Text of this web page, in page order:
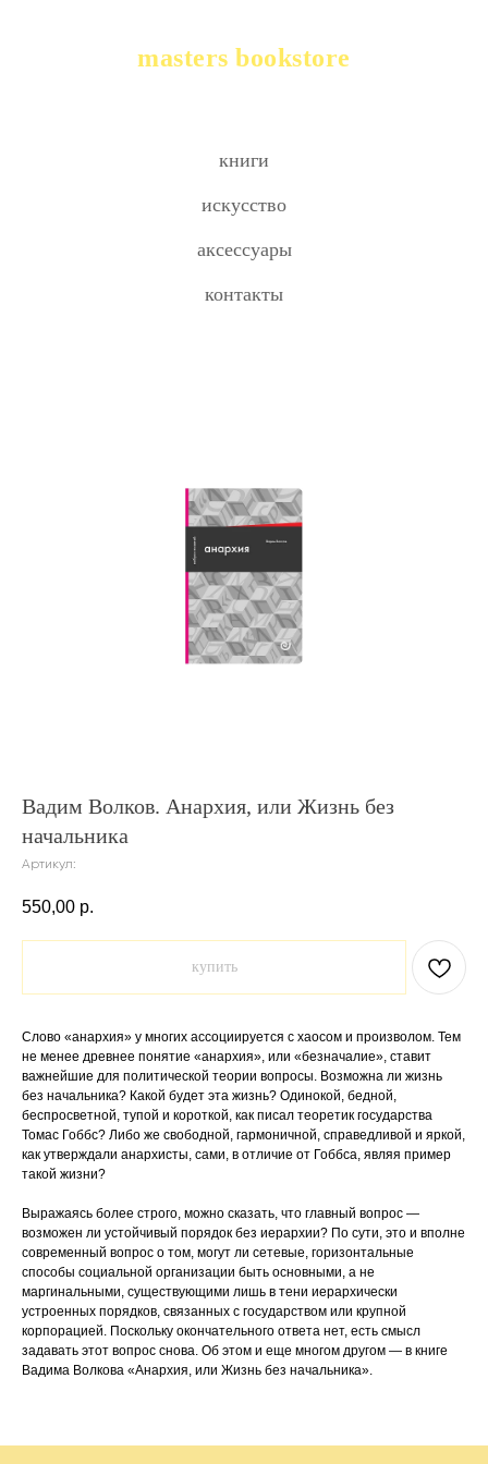
masters bookstore
книги
искусство
аксессуары
контакты
Вадим Волков. Анархия, или Жизнь без
начальника
Артикул:
550,00 р.
купить
Слово «анархия» у многих ассоциируется с хаосом и произволом. Тем
не менее древнее понятие «анархия», или «безначалие», ставит
важнейшие для политической теории вопросы. Возможна ли жизнь
без начальника? Какой будет эта жизнь? Одинокой, бедной,
беспросветной, тупой и короткой, как писал теоретик государства
Томас Гоббс? Либо же свободной, гармоничной, справедливой и яркой,
как утверждали анархисты, сами, в отличие от Гоббса, являя пример
такой жизни?
Выражаясь более строго, можно сказать, что главный вопрос —
возможен ли устойчивый порядок без иерархии? По сути, это и вполне
современный вопрос о том, могут ли сетевые, горизонтальные
способы социальной организации быть основными, а не
маргинальными, существующими лишь в тени иерархически
устроенных порядков, связанных с государством или крупной
корпорацией. Поскольку окончательного ответа нет, есть смысл
задавать этот вопрос снова. Об этом и еще многом другом — в книге
Вадима Волкова «Анархия, или Жизнь без начальника».